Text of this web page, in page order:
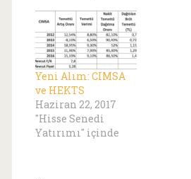
Yeni Alım: CIMSA
ve HEKTS
Haziran 22, 2017
"Hisse Senedi
Yatırımı" içinde